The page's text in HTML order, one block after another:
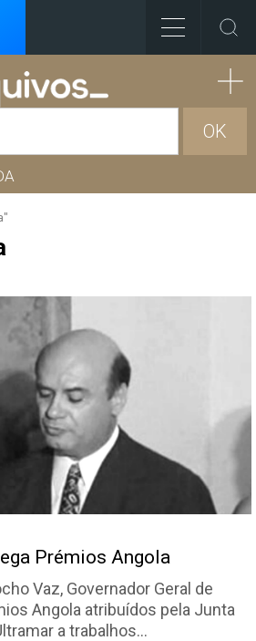
OK
Prémios Angola
Vaz, Governador Geral de
Angola atribuídos pela Junta
a trabalhos…